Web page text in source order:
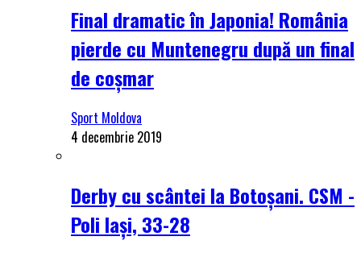
Final dramatic în Japonia! România
pierde cu Muntenegru după un final
de coșmar
Sport Moldova
4 decembrie 2019
Derby cu scântei la Botoșani. CSM -
Poli Iași, 33-28